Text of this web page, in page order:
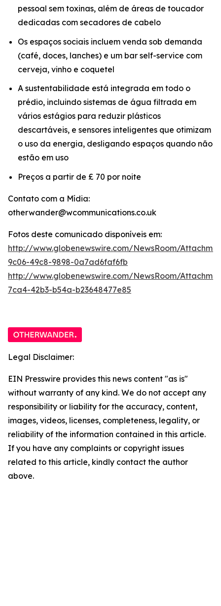
pessoal sem toxinas, além de áreas de toucador
dedicadas com secadores de cabelo
Os espaços sociais incluem venda sob demanda
(café, doces, lanches) e um bar self-service com
cerveja, vinho e coquetel
A sustentabilidade está integrada em todo o
prédio, incluindo sistemas de água filtrada em
vários estágios para reduzir plásticos
descartáveis, e sensores inteligentes que otimizam
o uso da energia, desligando espaços quando não
estão em uso
Preços a partir de £ 70 por noite
Contato com a Mídia:
otherwander@wcommunications.co.uk
Fotos deste comunicado disponíveis em:
http://www.globenewswire.com/NewsRoom/
9c06-49c8-9898-0a7ad6faf6fb
http://www.globenewswire.com/NewsRoom/
7ca4-42b3-b54a-b23648477e85
Legal Disclaimer:
EIN Presswire provides this news content "as is"
without warranty of any kind. We do not accept any
responsibility or liability for the accuracy, content,
images, videos, licenses, completeness, legality, or
reliability of the information contained in this article.
If you have any complaints or copyright issues
related to this article, kindly contact the author
above.